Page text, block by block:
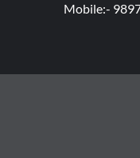
Mobile:-